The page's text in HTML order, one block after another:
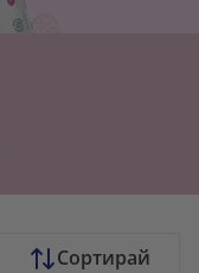
Сортирай